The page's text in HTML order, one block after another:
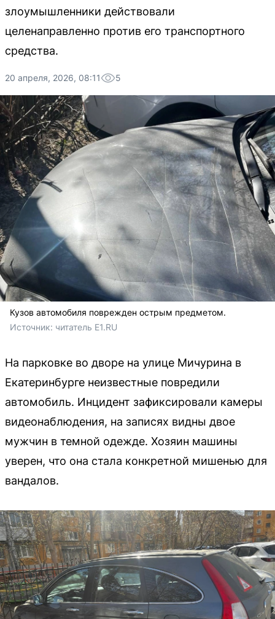
злоумышленники действовали
целенаправленно против его транспортного
средства.
20 апреля, 2026, 08:11 5
Кузов автомобиля поврежден острым предметом.
Источник: читатель E1.RU
На парковке во дворе на улице Мичурина в
Екатеринбурге неизвестные повредили
автомобиль. Инцидент зафиксировали камеры
видеонаблюдения, на записях видны двое
мужчин в темной одежде. Хозяин машины
уверен, что она стала конкретной мишенью для
вандалов.